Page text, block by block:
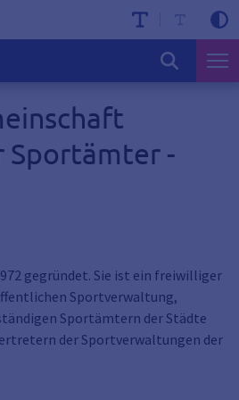
Sportämter -
gegründet. Sie ist ein freiwilliger
Sportverwaltung,
Sportämtern der Städte
der Sportverwaltungen der